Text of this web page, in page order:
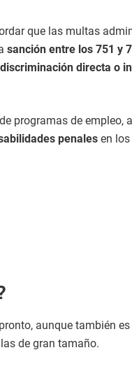
que las multas
sanción entre los 751 y
directa o
programas de empleo,
penales en
aunque también
de gran tamaño.